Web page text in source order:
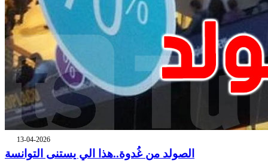
13-04-2026
الصولد من غُدوة..هذا الي يستنى التوانسة